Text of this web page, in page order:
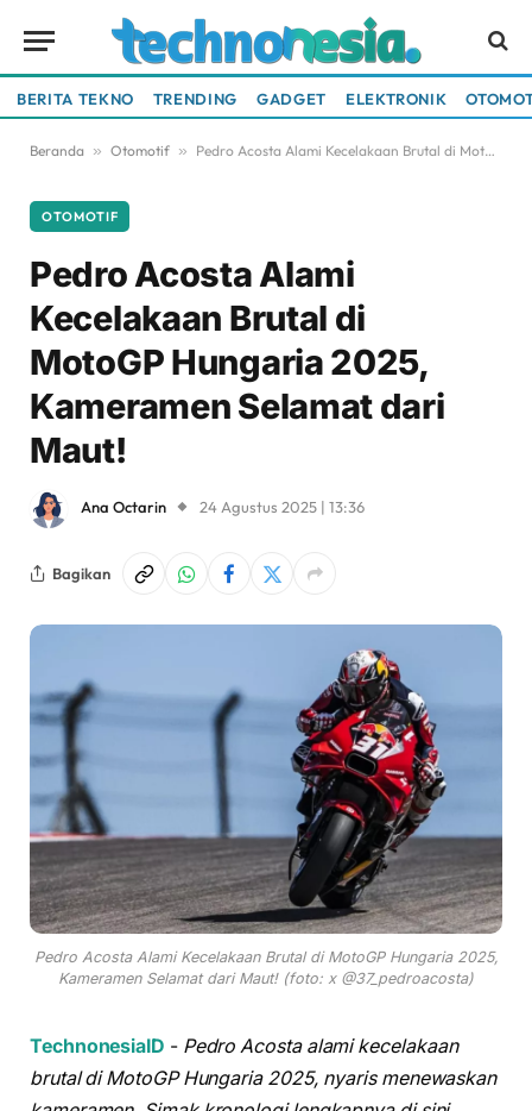
BERITA TEKNO TRENDING GADGET ELEKTRONIK
Beranda » Otomotif » Pedro Acosta Alami Kecelakaan Brutal di MotoGP Hungaria 2025, Kameramen Selamat dari Maut!
OTOMOTIF
Pedro Acosta Alami
Kecelakaan Brutal di
MotoGP Hungaria 2025,
Kameramen Selamat dari
Maut!
Ana Octarin 24 Agustus 2025 | 13:36
Bagikan
Pedro Acosta Alami Kecelakaan Brutal di MotoGP Hungaria 2025,
Kameramen Selamat dari Maut! (foto: x @37_pedroacosta)
TechnonesiaID - Pedro Acosta alami kecelakaan
brutal di MotoGP Hungaria 2025, nyaris menewaskan